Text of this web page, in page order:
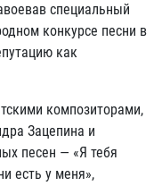
специальный
конкурсе песни в
как
композиторами,
Зацепина и
песен — «Я тебя
есть у меня»,